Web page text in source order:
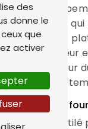
est un
performant qui
de vos
la chaleur
à l'intérieur
cuisson
d'un
d'un four
des
donne le
que
activer